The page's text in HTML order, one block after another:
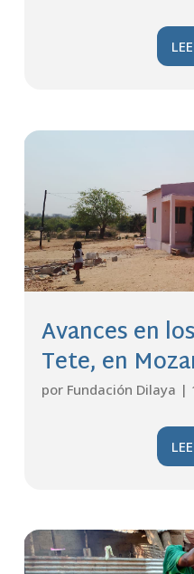
Avances en
Tete, en
por Fundación Dilaya |